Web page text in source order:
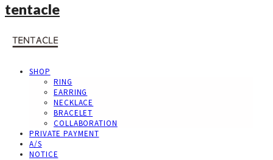
tentacle
SHOP
RING
EARRING
NECKLACE
BRACELET
COLLABORATION
PRIVATE PAYMENT
A/S
NOTICE